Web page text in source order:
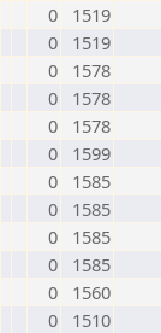
0
1519
0
1519
0
1578
0
1578
0
1578
0
1599
0
1585
0
1585
0
1585
0
1585
0
1560
0
1510